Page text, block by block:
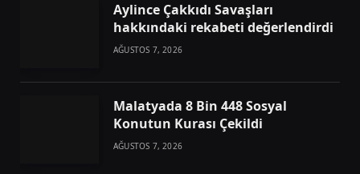
Aylince Çakkıdı Savaşları
hakkındaki rekabeti değerlendirdi
AĞUSTOS 7, 2026
Malatyada 8 Bin 448 Sosyal
Konutun Kurası Çekildi
AĞUSTOS 7, 2026